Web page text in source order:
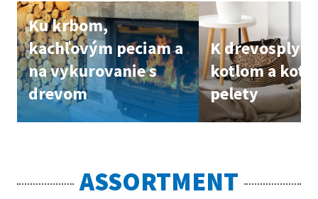
Ku krbom,
kachľovým peciam a
na vykurovanie s
drevom
K
kotlom a
pelety
ASSORTMENT